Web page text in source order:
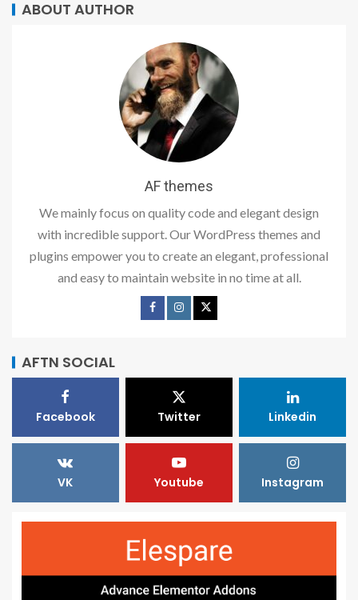
ABOUT AUTHOR
AF themes
We mainly focus on quality code and elegant design
with incredible support. Our WordPress themes and
plugins empower you to create an elegant, professional
and easy to maintain website in no time at all.
AFTN SOCIAL
Facebook Twitter Linkedin
VK Youtube Instagram